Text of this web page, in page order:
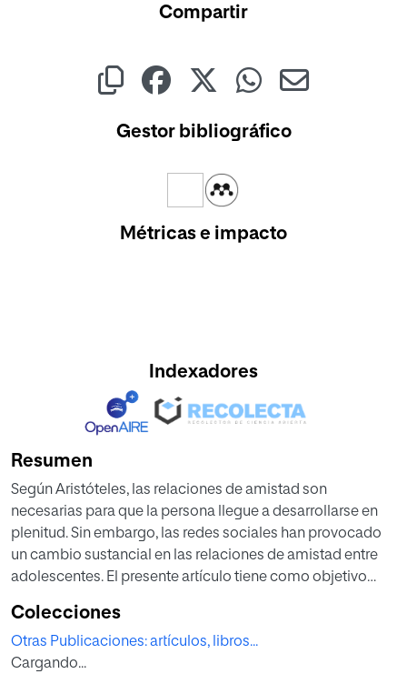
Compartir
Gestor bibliográfico
Métricas e impacto
Indexadores
Resumen
Según Aristóteles, las relaciones de amistad son
necesarias para que la persona llegue a desarrollarse en
plenitud. Sin embargo, las redes sociales han provocado
un cambio sustancial en las relaciones de amistad entre
adolescentes. El presente artículo tiene como objetivo
adolescentes en redes sociales, teniendo en cuenta las
propuestas realizadas por el Estagirita y la situación
derivada de la COVID-19. Así, se presentan los principales
Colecciones
Otras Publicaciones: artículos, libros...
Cargando...